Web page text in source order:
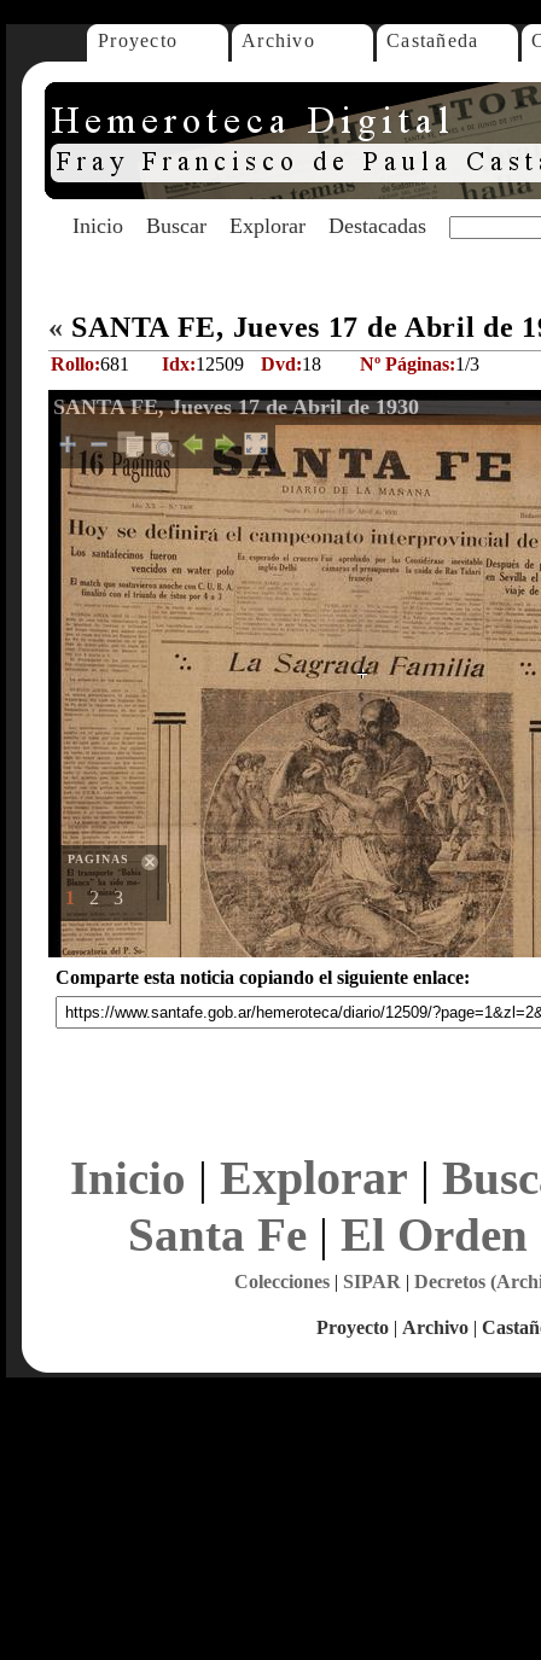
Proyecto Archivo Castañeda
Inicio Buscar Explorar Destacadas
« SANTA FE, Jueves 17 de Abril de
Rollo:681 Idx:12509 Dvd:18 Nº Páginas:1/3
SANTA FE, Jueves 17 de Abril de 1930
PAGINAS
1 2 3
Comparte esta noticia copiando el siguiente enlace:
Inicio | Explorar |
Santa Fe| El Orden
Colecciones| SIPAR | Decretos
Proyecto | Archivo |